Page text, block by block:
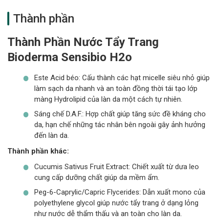
Thành phần
Thành Phần Nước Tẩy Trang
Bioderma Sensibio H2o
Este Acid béo: Cấu thành các hạt micelle siêu nhỏ giúp
làm sạch da nhanh và an toàn đồng thời tái tạo lớp
màng Hydrolipid của làn da một cách tự nhiên.
Sáng chế D.A.F.: Hợp chất giúp tăng sức đề kháng cho
da, hạn chế những tác nhân bên ngoài gây ảnh hưởng
đến làn da.
Thành phần khác:
Cucumis Sativus Fruit Extract: Chiết xuất từ dưa leo
cung cấp dưỡng chất giúp da mềm ẩm.
Peg-6-Caprylic/Capric Flycerides: Dẫn xuất mono của
polyethylene glycol giúp nước tẩy trang ở dạng lỏng
như nước dễ thẩm thấu và an toàn cho làn da.